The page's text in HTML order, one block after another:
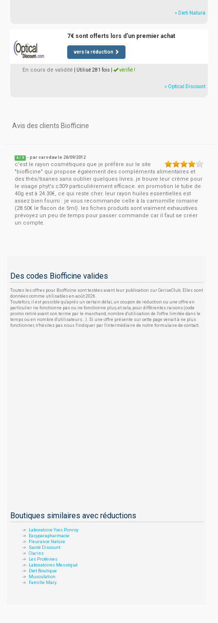
» Dieti Natura
7€ sont offerts lors d'un premier achat
vers la réduction
En cours de validité | Utilisé 281 fois vérifié !
» Optical Discount
Avis des clients Biofficine
4 / 5 - parcarodav le 26/09/2012
c'est le rayon cosmétiques que je préfère sur le site
"biofficine" qui propose également des compléments alimentaires et
des thés/tisanes sans oublier quelques livres. je trouve leur crème pour
le visage phyt's c309 particulièrement efficace. en promotion le tube de
40g est à 24.30€, ce qui reste cher. leur rayon huiles essentielles est
assez bien fourni : je vous recommande celle à la camomille romaine
(28.50€ le flacon de 5ml). les fiches produits sont vraiment exhaustives.
prévoyez un peu de temps pour passer commande car il faut se créer
un compte.
Des codes Biofficine valides
Toutes les offres pour Biofficine sont testées avant leur publication sur CeriseClub. Elles sont
données comme utilisables en août 2026.
Toutefois, il est possible qu'après un certain délai, un coupon de réduction ou une offre en
particulier ne fonctionne pas ou ne fonctionne plus, et cela, pour différentes raisons (code
promo retiré avant son terme par le marchand, nombre d'utilisation de l'offre limitée dans le
temps ou en nombre d'utilisateurs...). Si une offre présente sur cette page venait à ne plus
fonctionner, n'hésitez pas nous l'indiquer par l'intermédiaire de notre formulaire de contact.
Boutiques similaires avec réductions
Laboratoire Yves Ponroy
Easyparapharmacie
Fleurance Nature
Santé Discount
Clarins
Les Protéines
Laboratoires Mességué
Diet Boutique
Musculation
Famille Mary